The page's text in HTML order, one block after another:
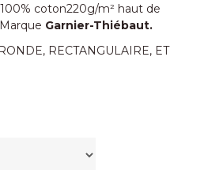
coton220g/m² haut de
Garnier-Thiébaut.
RECTANGULAIRE, ET